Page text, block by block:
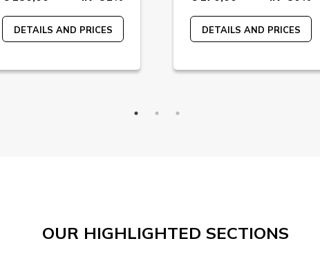
DETAILS AND PRICES DETAILS AND PRICES
OUR HIGHLIGHTED SECTIONS